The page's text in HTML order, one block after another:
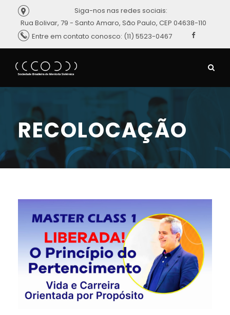
Rua Bolivar, 79 - Santo Amaro, São Paulo, CEP 04638-110
Entre em contato conosco: (11) 5523-0467
Siga-nos nas redes sociais:
RECOLOCAÇÃO